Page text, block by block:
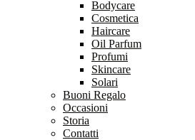
Bodycare
Cosmetica
Haircare
Oil Parfum
Profumi
Skincare
Solari
Buoni Regalo
Occasioni
Storia
Contatti